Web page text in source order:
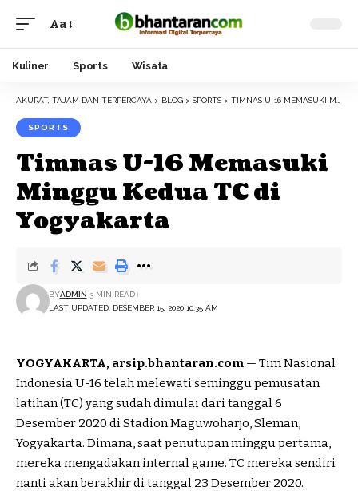
Font
Resizer
Aa
Kuliner Sports Wisata
AKURAT, TAJAM DAN TERPERCAYA > BLOG > SPORTS > TIMNAS U-16 MEMASUKI MINGGU KEDUA TC DI YOGYAKARTA
SPORTS
Timnas U-16 Memasuki
Minggu Kedua TC di
Yogyakarta
LAST UPDATED: DESEMBER 15, 2020 10:35 AM
BYADMIN 3 MIN READ
YOGYAKARTA, arsip.bhantaran.com — Tim Nasional
Indonesia U-16 telah melewati seminggu pemusatan
latihan (TC) yang sudah dimulai dari tanggal 6
Desember 2020 di Stadion Maguwoharjo, Sleman,
Yogyakarta. Dimana, saat penutupan minggu pertama,
mereka mengadakan internal game. TC mereka sendiri
nanti akan berakhir di tanggal 23 Desember 2020.